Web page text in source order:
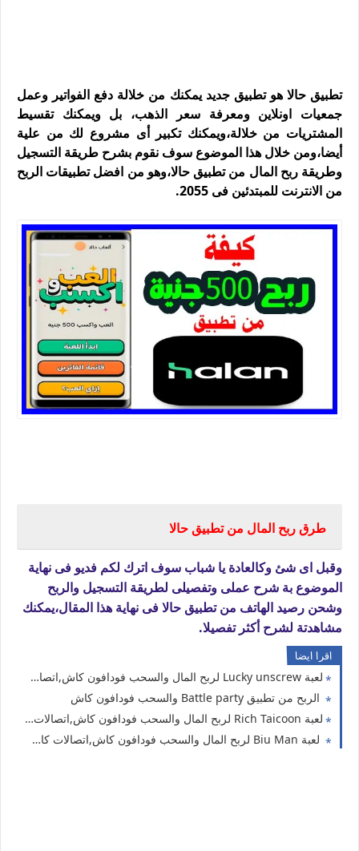
تطبيق حالا هو تطبيق جديد يمكنك من خلالة دفع الفواتير وعمل
جمعيات اونلاين ومعرفة سعر الذهب، بل ويمكنك تقسيط
المشتريات من خلالة،ويمكنك تكبير أى مشروع لك من علية
أيضا،ومن خلال هذا الموضوع سوف نقوم بشرح طريقة التسجيل
وطريقة ربح المال من تطبيق حالا،وهو من افضل تطبيقات الربح
من الانترنت للمبتدئين فى 2055.
طرق ربح المال من تطبيق حالا
وقبل اى شئ وكالعادة يا شباب سوف اترك لكم فديو فى نهاية
الموضوع بة شرح عملى وتفصيلى لطريقة التسجيل والربح
وشحن رصيد الهاتف من تطبيق حالا فى نهاية هذا المقال،يمكنك
مشاهدتة لشرح أكثر تفصيلا.
اقرا ايضا
لعبة Lucky unscrew لربح المال والسحب فودافون كاش,اتصالات كاش ،اورنج كاش
الربح من تطبيق Battle party والسحب فودافون كاش
لعبة Rich Taicoon لربح المال والسحب فودافون كاش,اتصالات كاش ،اورنج كاش
لعبة Biu Man لربح المال والسحب فودافون كاش,اتصالات كاش ،اورنج كاش